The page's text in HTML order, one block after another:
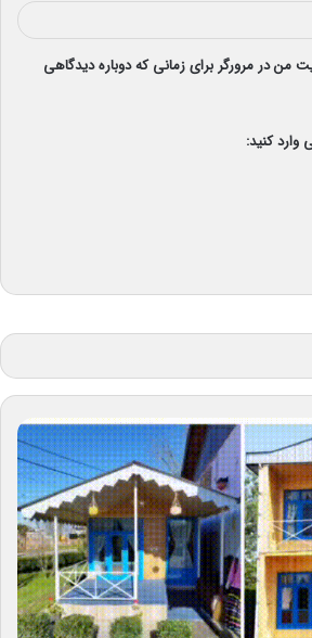
من در مرورگر برای زمانی که دوباره دیدگاهی
وارد کنید: